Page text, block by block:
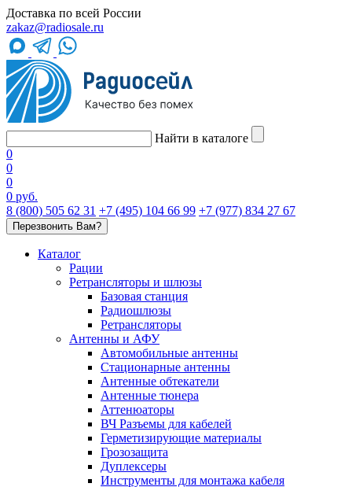
Доставка по всей России
zakaz@radiosale.ru
Найти в каталоге
0
0
0
0 руб.
8 (800) 505 62 31 +7 (495) 104 66 99 +7 (977) 834 27 67
Перезвонить Вам?
Каталог
Рации
Ретрансляторы и шлюзы
Базовая станция
Радиошлюзы
Ретрансляторы
Антенны и АФУ
Автомобильные антенны
Стационарные антенны
Антенные обтекатели
Антенные тюнера
Аттенюаторы
ВЧ Разъемы для кабелей
Герметизирующие материалы
Грозозащита
Дуплексеры
Инструменты для монтажа кабеля